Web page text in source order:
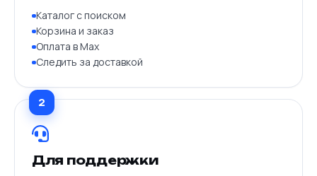
Каталог с поиском
Корзина и заказ
Оплата в Max
Следить за доставкой
2
Для поддержки